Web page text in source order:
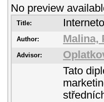
No preview
Title:
Author: Malina,
Advisor:
Tato